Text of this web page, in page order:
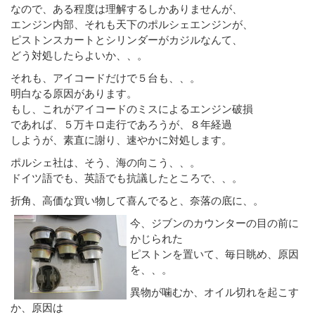
なので、ある程度は理解するしかありませんが、
エンジン内部、それも天下のポルシェエンジンが、
ピストンスカートとシリンダーがカジルなんて、
どう対処したらよいか、、。
それも、アイコードだけで５台も、、。
明白なる原因があります。
もし、これがアイコードのミスによるエンジン破損
であれば、５万キロ走行であろうが、８年経過
しようが、素直に謝り、速やかに対処します。
ポルシェ社は、そう、海の向こう、、。
ドイツ語でも、英語でも抗議したところで、、。
折角、高価な買い物して喜んでると、奈落の底に、。
今、ジブンのカウンターの目の前に
かじられた
ピストンを置いて、毎日眺め、原因
を、、。
異物が噛むか、オイル切れを起こす
か、原因は